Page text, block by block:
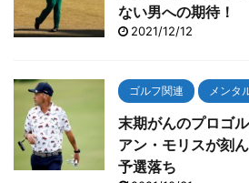
ない男への期待！
2021/12/12
ゴルフ関連 メンタ
末期がんのプロゴ
アン・モリスが刻
予選落ち